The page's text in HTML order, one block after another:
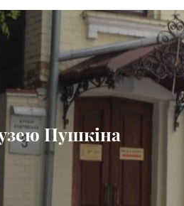
Пушкіна